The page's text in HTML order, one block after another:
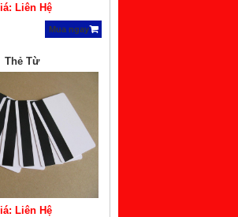
Liên Hệ
Mua ngay
Thẻ Từ
Liên Hệ